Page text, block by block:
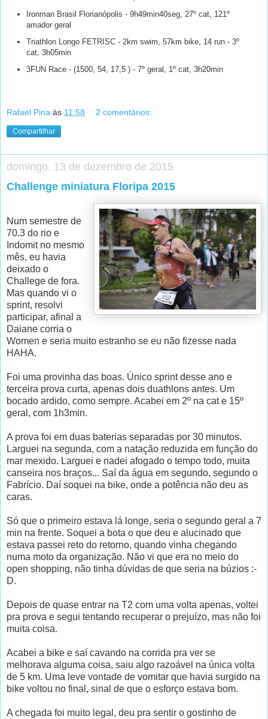
Ironman Brasil Florianópolis - 9h49min40seg, 27º cat, 121º
amador geral
Triathlon Longo FETRISC - 2km swim, 57km bike, 14 run - 3º
cat, 3h05min
3FUN Race - (1500, 54, 17,5 ) - 7º geral, 1º cat, 3h20min
Rafael Pina às 11:58 2 comentários:
Compartilhar
domingo, 13 de dezembro de 2015
Challenge miniatura Floripa 2015
Num semestre de
70.3 do rio e
Indomit no mesmo
mês, eu havia
deixado o
Challege de fora.
Mas quando vi o
sprint, resolvi
participar, afinal a
Daiane corria o
Women e seria muito estranho se eu não fizesse nada
HAHA.
Foi uma provinha das boas. Único sprint desse ano e
terceira prova curta, apenas dois duathlons antes. Um
bocado ardido, como sempre. Acabei em 2º na cat e 15º
geral, com 1h3min.
A prova foi em duas baterias separadas por 30 minutos.
Larguei na segunda, com a natação reduzida em função do
mar mexido. Larguei e nadei afogado o tempo todo, muita
canseira nos braços... Saí da água em segundo, segundo o
Fabrício. Daí soquei na bike, onde a potência não deu as
caras.
Só que o primeiro estava lá longe, seria o segundo geral a 7
min na frente. Soquei a bota o que deu e alucinado que
estava passei reto do retorno, quando vinha chegando
numa moto da organização. Não vi que era no meio do
open shopping, não tinha dúvidas de que seria na búzios :-
D.
Depois de quase entrar na T2 com uma volta apenas, voltei
pra prova e segui tentando recuperar o prejuízo, mas não foi
muita coisa.
Acabei a bike e saí cavando na corrida pra ver se
melhorava alguma coisa, saiu algo razoável na única volta
de 5 km. Uma leve vontade de vomitar que havia surgido na
bike voltou no final, sinal de que o esforço estava bom.
A chegada foi muito legal, deu pra sentir o gostinho de